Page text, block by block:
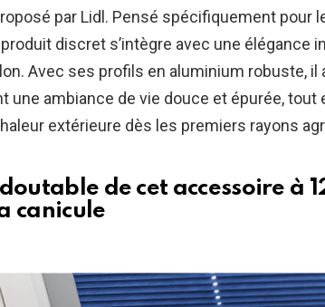
par Lidl. Pensé spécifiquement pour
discret s’intègre avec une élégance
Avec ses profils en aluminium robuste, il
une ambiance de vie douce et épurée, tout
extérieure dès les premiers rayons
de cet accessoire à
canicule